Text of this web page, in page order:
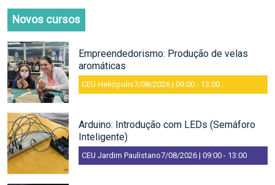
Novos cursos
Empreendedorismo: Produção de velas
aromáticas
CEU Heliópolis7/08/2026 | 09:00 - 13:00
Arduino: Introdução com LEDs (Semáforo
Inteligente)
CEU Jardim Paulistano7/08/2026 | 09:00 - 13:00